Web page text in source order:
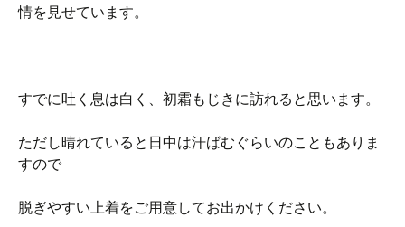
情を見せています。
すでに吐く息は白く、初霜もじきに訪れると思います。
ただし晴れていると日中は汗ばむぐらいのこともありま
すので
脱ぎやすい上着をご用意してお出かけください。